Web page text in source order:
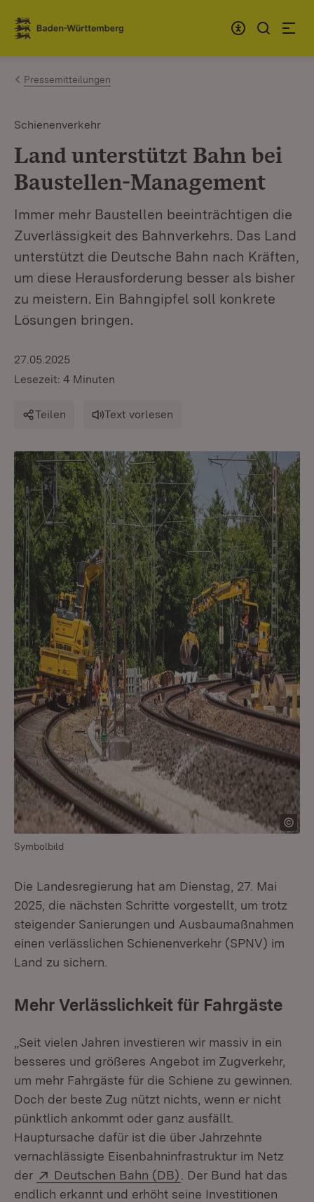
Zum Inhalt springen
Link zur Startseite
Pressemitteilungen
Schienenverkehr
Land unterstützt Bahn bei
Baustellen-Management
Immer mehr Baustellen beeinträchtigen die
Zuverlässigkeit des Bahnverkehrs. Das Land
unterstützt die Deutsche Bahn nach Kräften,
um diese Herausforderung besser als bisher
zu meistern. Ein Bahngipfel soll konkrete
Lösungen bringen.
27.05.2025
Lesezeit: 4 Minuten
Teilen Text vorlesen
Symbolbild
Die Landesregierung hat am Dienstag, 27. Mai
2025, die nächsten Schritte vorgestellt, um trotz
steigender Sanierungen und Ausbaumaßnahmen
einen verlässlichen Schienenverkehr (SPNV) im
Land zu sichern.
Mehr Verlässlichkeit für Fahrgäste
„Seit vielen Jahren investieren wir massiv in ein
besseres und größeres Angebot im Zugverkehr,
um mehr Fahrgäste für die Schiene zu gewinnen.
Doch der beste Zug nützt nichts, wenn er nicht
pünktlich ankommt oder ganz ausfällt.
Hauptursache dafür ist die über Jahrzehnte
vernachlässigte Eisenbahninfrastruktur im Netz
der
Extern:
Deutschen Bahn (DB) (Öffnet in neuem
. Der Bund hat das
endlich erkannt und erhöht seine Investitionen